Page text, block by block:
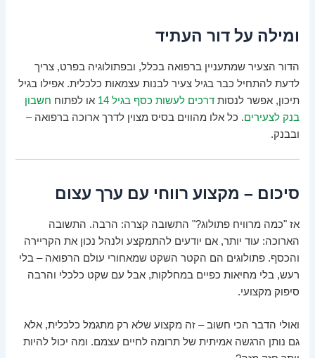
ומילה על דור העתיד
הדור הצעיר שמתעניין ברפואה בכלל, ובפתולוגיה בפרט, צריך
לדעת להתחיל כבר בגיל צעיר לבנות עצמאות כלכלית. אפילו בגיל
תיכון, אפשר לנסותדרכים לעשות כסף בגיל 14 או לפתוח חשבון
בנק לצעירים. כל אלו מהווים בסיס מצוין לדרך ארוכה ברפואה –
ובבנק.
סיכום – מקצוע רווחי עם ערך עצום
אז "כמה מרוויח פתולוג?" התשובה קצרה: הרבה. התשובה
הארוכה: עוד יותר, אם יודעים להתמקצע ולנהל נכון את הקריירה
והכסף. פתולוגים הם הקטר השקט שמאחורי עולם הרפואה – בלי
רעש, בלי מחיאות כפיים במחלקות, אבל עם שקט כלכלי והרבה
סיפוק מקצועי.
ואולי הדבר הכי חשוב – זה מקצוע שלא רק מתגמל כלכלית, אלא
גם נותן הרגשה אמיתית של תרומה לחיים עצמם. ומה יכול להיות